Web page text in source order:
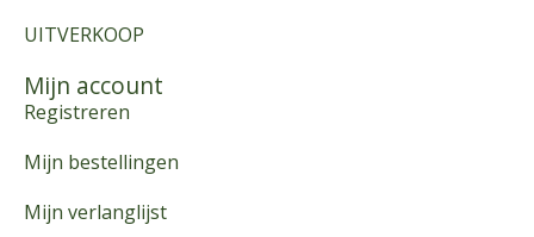
UITVERKOOP
Mijn account
Registreren
Mijn bestellingen
Mijn verlanglijst